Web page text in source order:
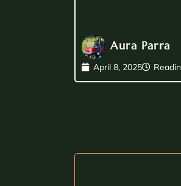
Aura Parra
April 8, 2025